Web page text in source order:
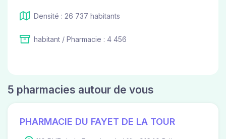
Densité : 26 737 habitants
habitant / Pharmacie : 4 456
5 pharmacies autour de vous
PHARMACIE DU FAYET DE LA TOUR